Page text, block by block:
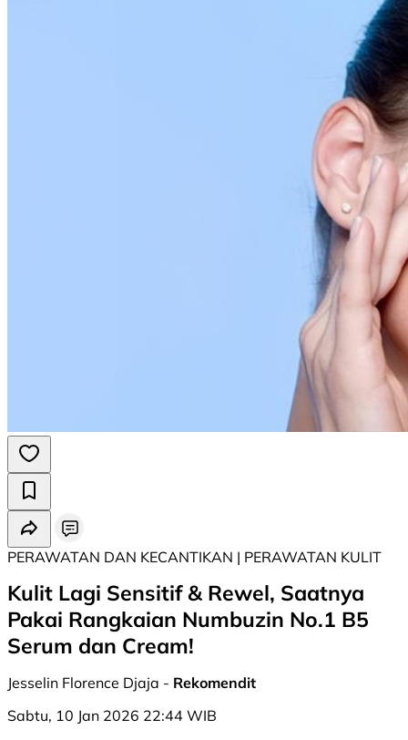
PERAWATAN DAN KECANTIKAN | PERAWATAN KULIT
Kulit Lagi Sensitif & Rewel, Saatnya
Pakai Rangkaian Numbuzin No.1 B5
Serum dan Cream!
Jesselin Florence Djaja - Rekomendit
Sabtu, 10 Jan 2026 22:44 WIB